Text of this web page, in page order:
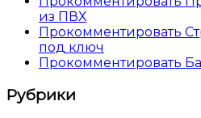
из ПВХ
Прокомментировать
под ключ
Прокомментировать
Рубрики